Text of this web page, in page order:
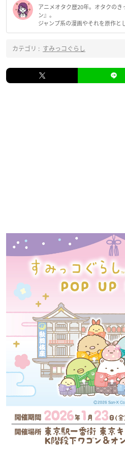
アニメオタク歴20年。オタクの
ン』。
ジャンプ系の漫画やそれを原作と
カテゴリ : すみっコぐらし